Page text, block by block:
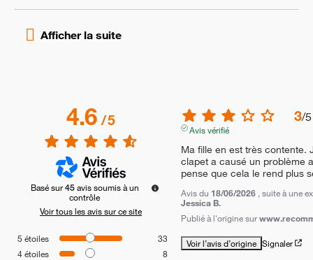
4.6/5
Basé sur45 avis soumis à un
contrôle
Voir tous les avis sur ce site
5 étoiles
33
4étoiles
8
3/5
Avis vérifié
Ma fille en est très contente.
clapet a causé un problème
pense que cela le rend plus
Avis du 18/06/2026 , suite à une
Jessica B.
Publié à l'origine sur
Voir l’avis d’origine Signaler